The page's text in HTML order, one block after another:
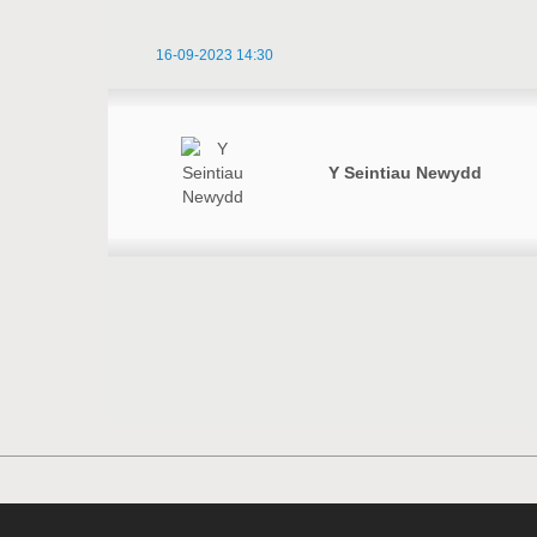
16-09-2023 14:30
Y Seintiau Newydd